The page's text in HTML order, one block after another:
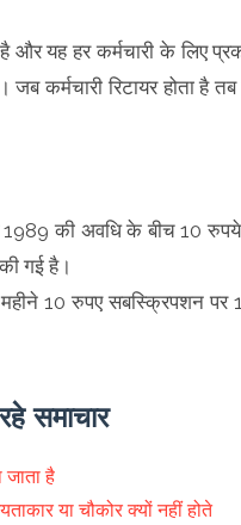
और यह हर कर्मचारी के लिए
कर्मचारी रिटायर होता है
की अवधि के बीच 10
गई है।
महीने 10 रुपए सबस्क्रिपशन
समाचार
जाता है
या चौकोर क्यों नहीं होते